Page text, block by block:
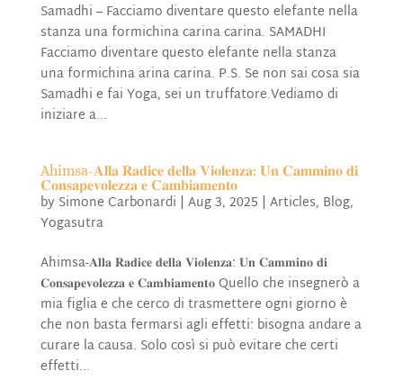
Samadhi – Facciamo diventare questo elefante nella
stanza una formichina carina carina. SAMADHI
Facciamo diventare questo elefante nella stanza
una formichina arina carina. P.S. Se non sai cosa sia
Samadhi e fai Yoga, sei un truffatore.Vediamo di
iniziare a...
Ahimsa-𝐀𝐥𝐥𝐚 𝐑𝐚𝐝𝐢𝐜𝐞 𝐝𝐞𝐥𝐥𝐚 𝐕𝐢𝐨𝐥𝐞𝐧𝐳𝐚: 𝐔𝐧 𝐂𝐚𝐦𝐦𝐢𝐧𝐨 𝐝𝐢
𝐂𝐨𝐧𝐬𝐚𝐩𝐞𝐯𝐨𝐥𝐞𝐳𝐳𝐚 𝐞 𝐂𝐚𝐦𝐛𝐢𝐚𝐦𝐞𝐧𝐭𝐨
by Simone Carbonardi | Aug 3, 2025 | Articles, Blog,
Yogasutra
Ahimsa-𝐀𝐥𝐥𝐚 𝐑𝐚𝐝𝐢𝐜𝐞 𝐝𝐞𝐥𝐥𝐚 𝐕𝐢𝐨𝐥𝐞𝐧𝐳𝐚: 𝐔𝐧 𝐂𝐚𝐦𝐦𝐢𝐧𝐨 𝐝𝐢
𝐂𝐨𝐧𝐬𝐚𝐩𝐞𝐯𝐨𝐥𝐞𝐳𝐳𝐚 𝐞 𝐂𝐚𝐦𝐛𝐢𝐚𝐦𝐞𝐧𝐭𝐨 Quello che insegnerò a
mia figlia e che cerco di trasmettere ogni giorno è
che non basta fermarsi agli effetti: bisogna andare a
curare la causa. Solo così si può evitare che certi
effetti...